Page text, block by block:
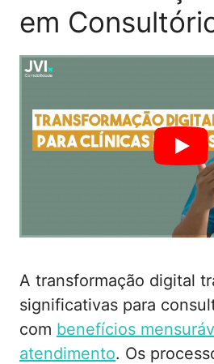
em
A transformação digital
significativas para
com benefícios
atendimento. Os